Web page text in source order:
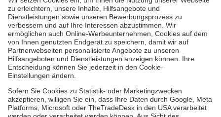
Aus- & Fortbildungen
Erste-Hilfe-Kurse
Jobs & Ehrenamt
Freiwilligendienst
Spendenprojekte
Johanniter-Jugend